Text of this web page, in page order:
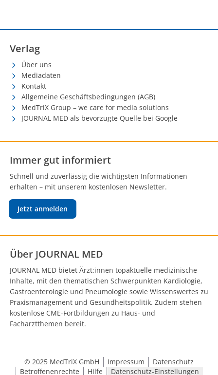
Verlag
Über uns
Mediadaten
Kontakt
Allgemeine Geschäftsbedingungen (AGB)
MedTriX Group – we care for media solutions
JOURNAL MED als bevorzugte Quelle bei Google
Immer gut informiert
Schnell und zuverlässig die wichtigsten Informationen
erhalten – mit unserem kostenlosen Newsletter.
Jetzt anmelden
Über JOURNAL MED
JOURNAL MED bietet Ärzt:innen topaktuelle medizinische
Inhalte, mit den thematischen Schwerpunkten Kardiologie,
Gastroenterologie und Pneumologie sowie Wissenswertes zu
Praxismanagement und Gesundheitspolitik. Zudem stehen
kostenlose CME-Fortbildungen zu Haus- und
Facharztthemen bereit.
© 2025 MedTriX GmbH Impressum
Datenschutz
Betroffenenrechte
Hilfe Datenschutz-Einstellungen